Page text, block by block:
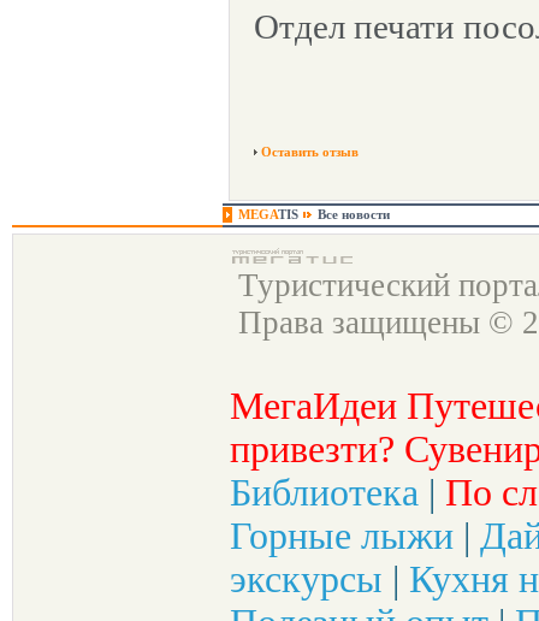
Отдел печати
Оставить отзыв
MEGATIS Все новости
Туристический
Права защищены ©
МегаИдеи
привезти?
Библиотека | По
Горные лыжи |
экскурсы | Кухня